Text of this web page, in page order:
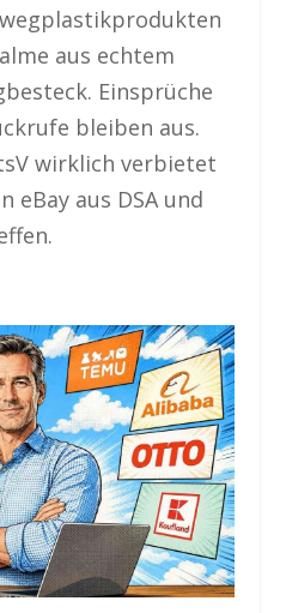
aus echtem
Einsprüche
bleiben aus.
wirklich verbietet
eBay aus DSA und